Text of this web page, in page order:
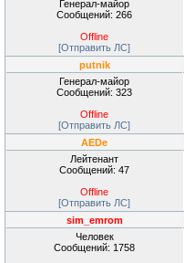
Генерал-майор
Сообщений: 266
Offline
[Отправить ЛС]
putnik
Генерал-майор
Сообщений: 323
Offline
[Отправить ЛС]
AEDe
Лейтенант
Сообщений: 47
Offline
[Отправить ЛС]
sim_emrom
Человек
Сообщений: 1758